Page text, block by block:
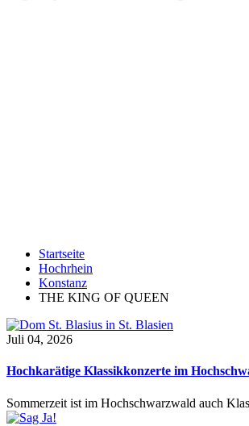
Startseite
Hochrhein
Konstanz
THE KING OF QUEEN
Juli 04, 2026
Hochkarätige Klassikkonzerte im
Sommerzeit ist im Hochschwarzwald auch